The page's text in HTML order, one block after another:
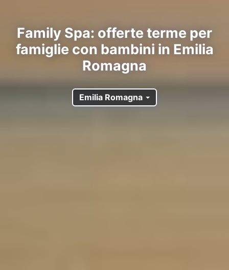
Family Spa: offerte terme per
famiglie con bambini in Emilia
Romagna
Emilia Romagna